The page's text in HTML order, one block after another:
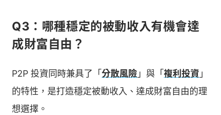
Q3：哪種穩定的被動收入有機會達
成財富自由？
P2P 投資同時兼具了「 分散風險 」與「 複利投資 」
的特性，是打造穩定被動收入、達成財富自由的理
想選擇。